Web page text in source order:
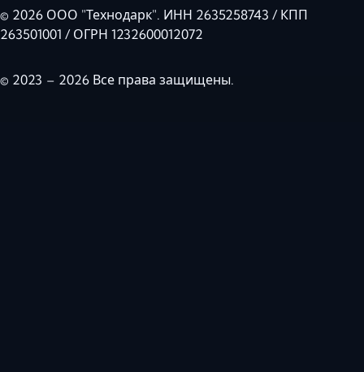
© 2026 ООО "Технодарк". ИНН 2635258743 / КПП
263501001 / ОГРН 1232600012072
© 2023 – 2026 Все права защищены.